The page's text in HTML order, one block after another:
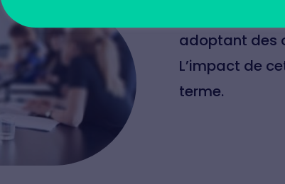
l'assurance
adoptant des
L’impact de
terme.